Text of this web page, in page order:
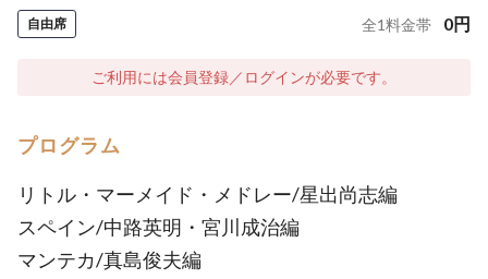
自由席 全1料金帯 0円
ご利用には会員登録／ログインが必要です。
プログラム
リトル・マーメイド・メドレー/星出尚志編
スペイン/中路英明・宮川成治編
マンテカ/真島俊夫編